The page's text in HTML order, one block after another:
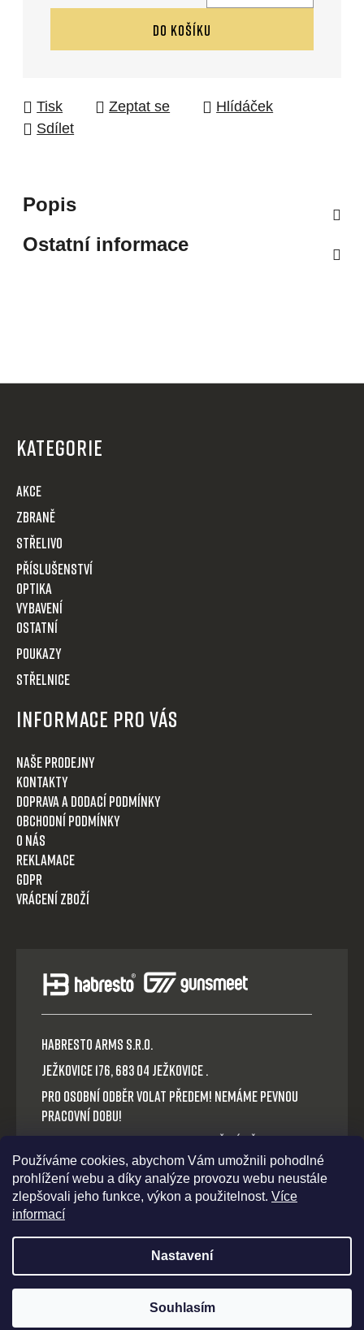
Používáme cookies, abychom Vám umožnili pohodlné
prohlížení webu a díky analýze provozu webu neustále
zlepšovali jeho funkce, výkon a použitelnost. Více
informací
Nastavení
Souhlasím
Měrná cena:
DO KOŠÍKU
Tisk Zeptat se
Hlídáček
Sdílet
Popis
Ostatní informace
KATEGORIE
AKCE
Zbraně
Střelivo
Příslušenství
Optika
VYBAVENÍ
OSTATNÍ
POUKAZY
STŘELNICE
Informace pro Vás
Naše prodejny
Kontakty
Doprava a dodací podmínky
Obchodní podmínky
O nás
Reklamace
GDPR
Vrácení zboží
HABRESTO ARMS s.r.o.
Ježkovice 176, 683 04 Ježkovice .
Pro osobní odběr volat předem! Nemáme pevnou
pracovní dobu!
Platba v hotovosti nebo QR okamžitý převod.
Volejte: +420 721 030 614
E-mail: habresto@habresto.cz
Vytvořil Shoptet
Habresto. Všechna práva